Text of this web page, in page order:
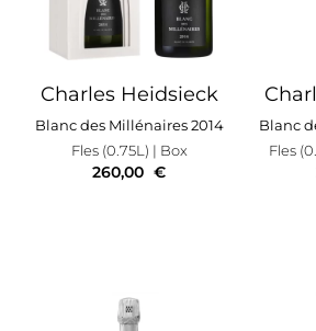
Charles Heidsieck
Blanc des Millénaires 2014
Fles (0.75L) | Box
260,00 €
Blanc
Fles